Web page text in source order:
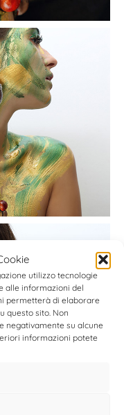
utilizzo tecnologie
alle informazioni del
permetterà di elaborare
questo sito. Non
negativamente su alcune
informazioni potete